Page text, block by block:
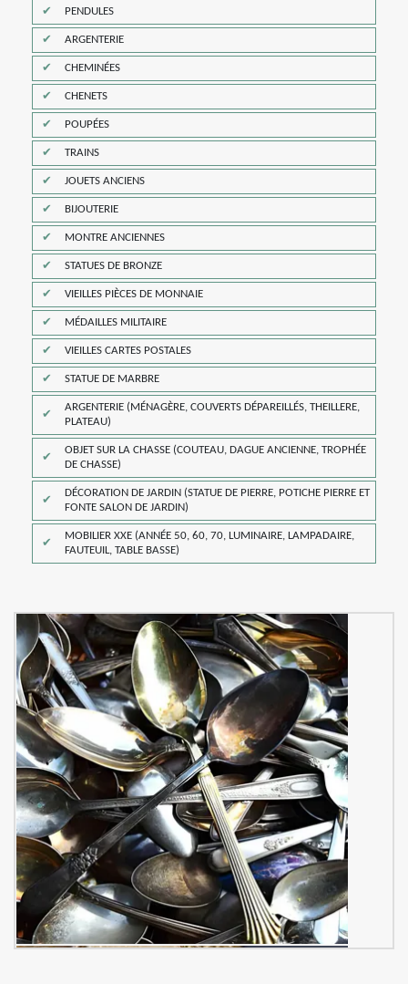
PENDULES
ARGENTERIE
CHEMINÉES
CHENETS
POUPÉES
TRAINS
JOUETS ANCIENS
BIJOUTERIE
MONTRE ANCIENNES
STATUES DE BRONZE
VIEILLES PIÈCES DE MONNAIE
MÉDAILLES MILITAIRE
VIEILLES CARTES POSTALES
STATUE DE MARBRE
ARGENTERIE (MÉNAGÈRE, COUVERTS DÉPAREILLÉS, THEILLERE,
PLATEAU)
OBJET SUR LA CHASSE (COUTEAU, DAGUE ANCIENNE, TROPHÉE
DE CHASSE)
DÉCORATION DE JARDIN (STATUE DE PIERRE, POTICHE PIERRE ET
FONTE SALON DE JARDIN)
MOBILIER XXE (ANNÉE 50, 60, 70, LUMINAIRE, LAMPADAIRE,
FAUTEUIL, TABLE BASSE)